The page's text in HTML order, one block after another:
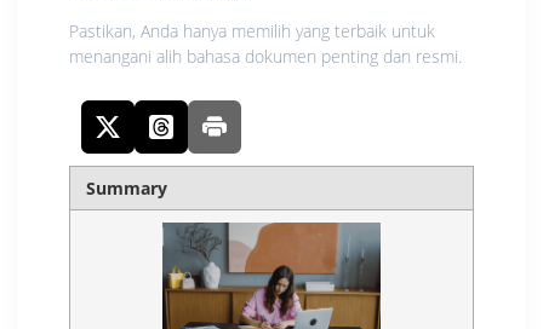
Pastikan, Anda hanya memilih yang terbaik untuk
menangani alih bahasa dokumen penting dan resmi.
Summary